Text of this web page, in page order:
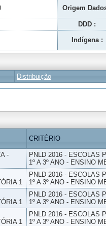
Origem
DDD :
Indígena :
Distribuição
CRITÉRIO
-
PNLD 2016 - ESCOLAS
1º A 3º ANO - ENSINO
1
PNLD 2016 - ESCOLAS
1º A 3º ANO - ENSINO
1
PNLD 2016 - ESCOLAS
1º A 3º ANO - ENSINO
1
PNLD 2016 - ESCOLAS
1º A 3º ANO - ENSINO